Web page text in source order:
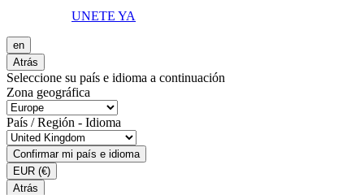
UNETE YA
en
Atrás
Seleccione su país e idioma a continuación
Zona geográfica
País / Región - Idioma
Confirmar mi país e idioma
EUR (€)
Atrás